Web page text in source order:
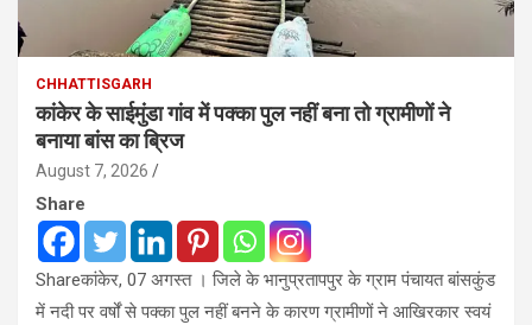
CHHATTISGARH
कांकेर के साईमुंडा गांव में पक्का पुल नहीं बना तो ग्रामीणों ने
बनाया बांस का ब्रिज
August 7, 2026
Share
Shareकांकेर, 07 अगस्त । जिले के भानुप्रतापपुर के ग्राम पंचायत बांसकुंड
में नदी पर वर्षों से पक्का पुल नहीं बनने के कारण ग्रामीणों ने आखिरकार स्वयं